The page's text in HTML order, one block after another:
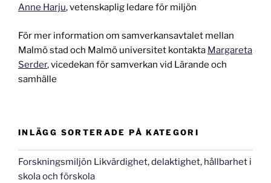
Anne Harju, vetenskaplig ledare för miljön
För mer information om samverkansavtalet mellan
Malmö stad och Malmö universitet kontakta Margareta
Serder, vicedekan för samverkan vid Lärande och
samhälle
INLÄGG SORTERADE PÅ KATEGORI
Forskningsmiljön Likvärdighet, delaktighet, hållbarhet i
skola och förskola